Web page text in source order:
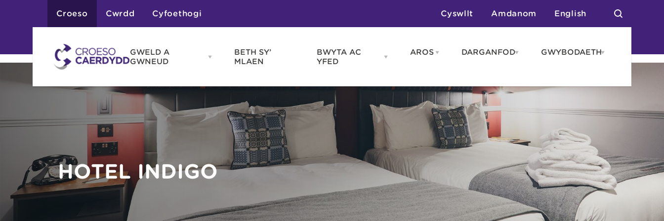
Croeso Cwrdd Cyfoethogi Cyswllt Amdanom English
GWELD A
GWNEUD
Open
GWNEUD
Atyniadau
Gweithgareddau
Adloniant
Chwaraeon
BETH SY’
MLAEN
BWYTA AC
YFED
Open
YFED
Blas ar Gymru
Bwytai
Tafarndai a Bariau
Caffis a Delis
AROS Open
Gwestai
Hunan Arlwyo
Carafanau a Gwersylla
Rhagor o Leoedd
DARGANFODOpen
GWYBODAETHOpen
HOTEL INDIGO